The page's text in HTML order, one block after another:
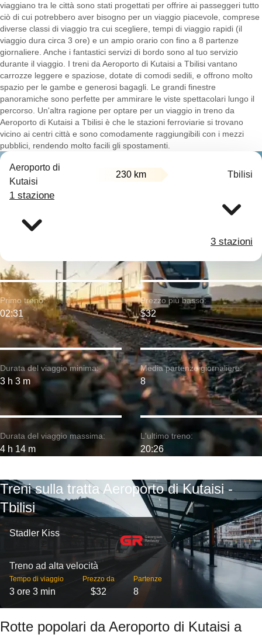
viaggiano tra le città sono stati progettati per offrire ai passeggeri tutto
ciò di cui potrebbero aver bisogno per un viaggio piacevole, comprese
diverse classi di viaggio tra cui scegliere, tempi di viaggio rapidi (il
viaggio dura circa 3 ore) e un ampio orario con fino a 8 partenze
giornaliere. Anche i fantastici servizi di bordo sono al tuo servizio
durante il viaggio. I treni da Aeroporto di Kutaisi a Tbilisi vantano
carrozze leggere e spaziose, dotate di comodi sedili, e offrono molto
spazio per le gambe e generosi bagagli. Le grandi finestre
panoramiche sono perfette per ammirare le viste spettacolari lungo il
percorso. Un'altra ragione per optare per un viaggio in treno da
Aeroporto di Kutaisi a Tbilisi è che le stazioni ferroviarie si trovano
vicino ai centri città e sono comodamente raggiungibili con i mezzi
pubblici, rendendo molto facili gli spostamenti.
Aeroporto di
Kutaisi
230 km Tbilisi
1 stazione
3 stazioni
Durata del viaggio minima:
3 h 3 m
Primo treno:
02:31
Durata del viaggio massima:
4 h 14 m
Prezzo più basso:
$32
Media partenze giornaliere:
8
L'ultimo treno:
20:26
Treni sulla tratta Aeroporto di Kutaisi -
Tbilisi
Stadler Kiss
Treno ad alta velocità
Tempo di viaggio
3 ore 3 min
Prezzo da
$32
Partenze
8
Rotte popolari da Aeroporto di Kutaisi a